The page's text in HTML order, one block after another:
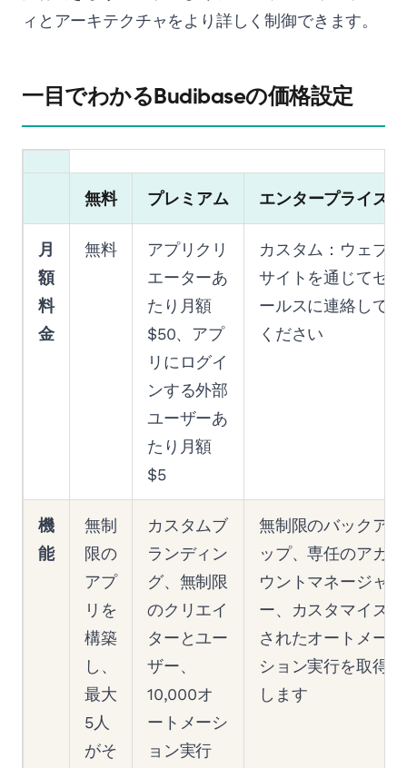
ィとアーキテクチャをより詳しく制御できます。
一目でわかるBudibaseの価格設定
無料 プレミアム エンタープライズ
月
額
料
金
無料
アプリクリ
エーターあ
たり月額
$50、アプ
リにログイ
ンする外部
ユーザーあ
たり月額
$5
カスタム：ウェブ
サイトを通じてセ
ールスに連絡して
ください
機
能
無制
限の
アプ
リを
構築
し、
最大
5人
がそ
カスタムブ
ランディン
グ、無制限
のクリエイ
ターとユー
ザー、
10,000オ
ートメーシ
ョン実行
無制限のバックア
ップ、専任のアカ
ウントマネージャ
ー、カスタマイズ
されたオートメー
ション実行を取得
します